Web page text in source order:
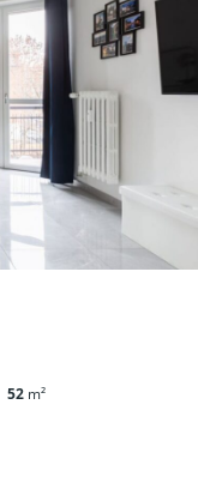
52 m²